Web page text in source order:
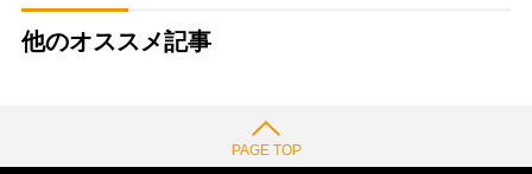
他のオススメ記事
PAGE TOP